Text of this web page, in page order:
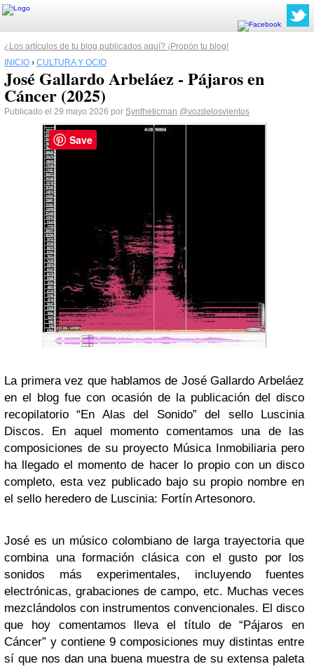
¿Los artículos de tu blog publicados aquí? ¡Propón tu blog!
INICIO › CULTURA Y OCIO
José Gallardo Arbeláez - Pájaros en
Cáncer (2025)
Publicado el 29 mayo 2026 por Syntheticman @vozdelosvientos
La primera vez que hablamos de José Gallardo Arbeláez
en el blog fue con ocasión de la publicación del disco
recopilatorio “En Alas del Sonido” del sello Luscinia
Discos. En aquel momento comentamos una de las
composiciones de su proyecto Música Inmobiliaria pero
ha llegado el momento de hacer lo propio con un disco
completo, esta vez publicado bajo su propio nombre en
el sello heredero de Luscinia: Fortín Artesonoro.
José es un músico colombiano de larga trayectoria que
combina una formación clásica con el gusto por los
sonidos más experimentales, incluyendo fuentes
electrónicas, grabaciones de campo, etc. Muchas veces
mezclándolos con instrumentos convencionales. El disco
que hoy comentamos lleva el título de “Pájaros en
Cáncer” y contiene 9 composiciones muy distintas entre
sí que nos dan una buena muestra de su extensa paleta
Save